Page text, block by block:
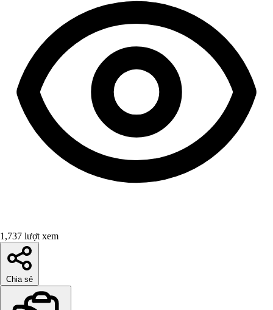
1,737 lượt xem
Chia sẻ